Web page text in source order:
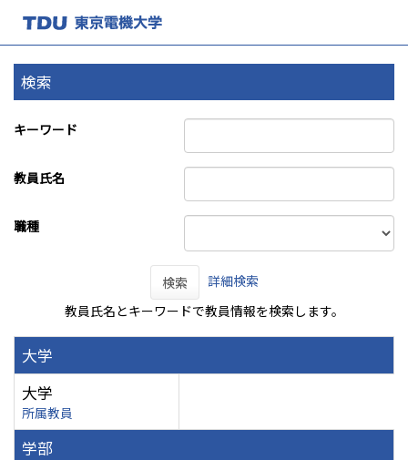
検索
キーワード
教員氏名
職種
検索
詳細検索
教員氏名とキーワードで教員情報を検索します。
大学
大学
所属教員
学部